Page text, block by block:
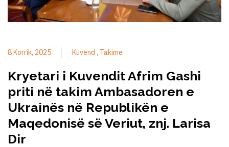
8 Korrik, 2025 Kuvend Takime
Kryetari i Kuvendit Afrim Gashi
priti në takim Ambasadoren e
Ukrainës në Republikën e
Maqedonisë së Veriut, znj. Larisa
Dir